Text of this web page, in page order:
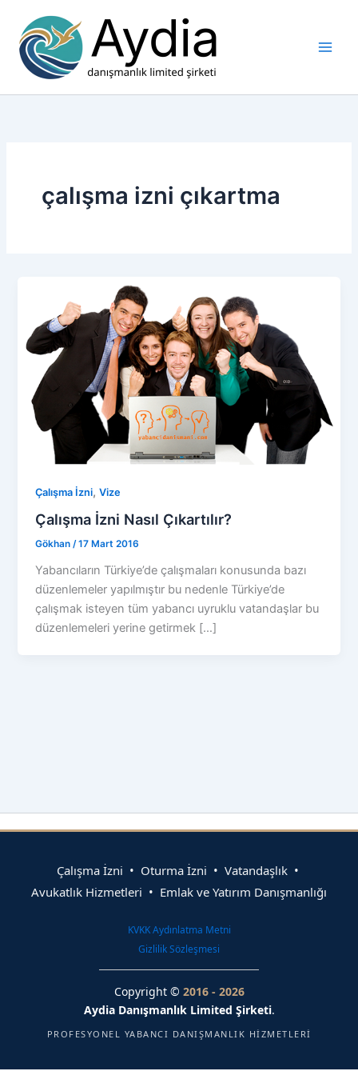
çalışma izni çıkartma
Çalışma İzni,Vize
Çalışma İzni Nasıl Çıkartılır?
Gökhan/17 Mart 2016
Yabancıların Türkiye’de çalışmaları konusunda bazı
düzenlemeler yapılmıştır bu nedenle Türkiye’de
çalışmak isteyen tüm yabancı uyruklu vatandaşlar bu
düzenlemeleri yerine getirmek […]
Çalışma İzni • Oturma İzni • Vatandaşlık •
Avukatlık Hizmetleri • Emlak ve Yatırım Danışmanlığı
KVKK Aydınlatma Metni
Gizlilik Sözleşmesi
Copyright © 2016 - 2026
Aydia Danışmanlık Limited Şirketi.
PROFESYONEL YABANCI DANIŞMANLIK HIZMETLERI